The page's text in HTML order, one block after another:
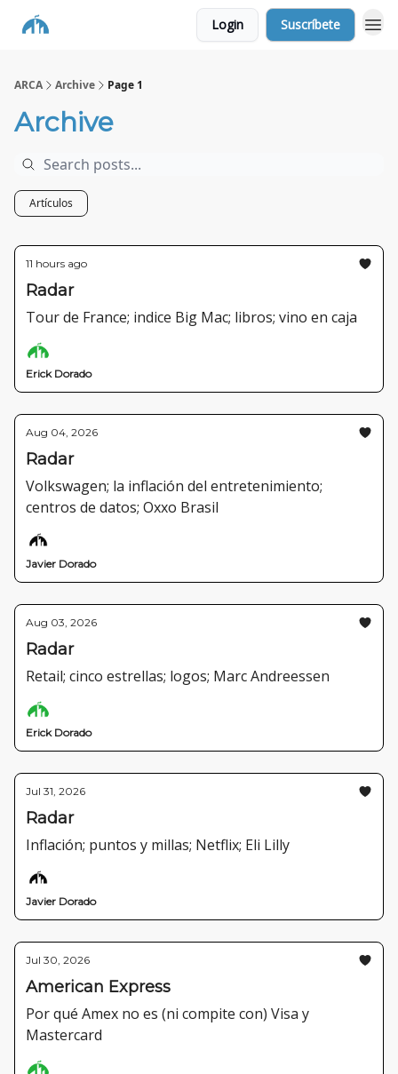
Login Suscríbete
ARCA Archive Page 1
Archive
Artículos
11 hours ago
Radar
Tour de France; indice Big Mac; libros; vino en caja
Erick Dorado
Aug 04, 2026
Radar
Volkswagen; la inflación del entretenimiento;
centros de datos; Oxxo Brasil
Javier Dorado
Aug 03, 2026
Radar
Retail; cinco estrellas; logos; Marc Andreessen
Erick Dorado
Jul 31, 2026
Radar
Inflación; puntos y millas; Netflix; Eli Lilly
Javier Dorado
Jul 30, 2026
American Express
Por qué Amex no es (ni compite con) Visa y
Mastercard